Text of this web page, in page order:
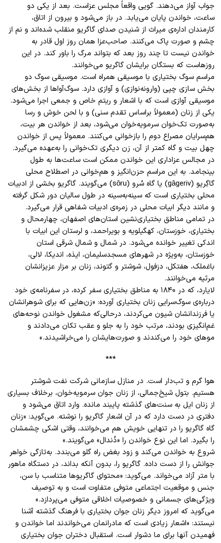
جواب آواز می‌دهند. گویی واقعاً مجلس عزاست. بعد از یکی دو
ساعت، خواندن پایان می‌یابد. در باز می‌شود و بیرون از اتاق،
کارمندان اداره‌ی میراث از شنیدن صدای گاگریو منقلب شده‌اند و نم از
چشم و صورت پاک می‌کنند. صاحب‌عزا همان روز اول قادر به
خواندن نیست تا چند روز بعد که بتواند مرگ را باور کند. در این
روزهاست که بستگان برایشان گاگریو می‌خوانند.
مراسم سوگ بختیاری با موسیقی همراه است. موسیقی سوگ دو
بخش سازی چپی (وارونه‌نوازی) و آوازی دارد. سوگ‌آواها از بخش‌های
موسیقی آوازی است که با اشعار و ریتم خاص و جمعی اجرا می‌شود.
یکی از زنان (معمولاً براساس تقدم سنی) و با لحن خوش و رسا
به‌صورت تک‌خوان سر‌مویه‌خوان می‌شود، بعد ‌از خواندن هر بیت،
هم‌سرایان مصراع دوم را بازخوانی می‌کنند. معمولاً پس از خواندن
چهل بیت و گاه کمتر از آن، زن دیگری تک‌خوانی را به‌عهده می‌گیرد.
در مجالس عزاداری این خواندن ممکن است ساعت‌ها به طول
بینجامد. به این مراسم حزن‌انگیز و هم‌خوانی در ‌اصطلاح محلی
گاگِریو (gâgeriv) یا گاه سُرو (sôru) می‌گویند. گاگریو بخشی از ادبیات
محلی بختیاری است که سینه‌به‌سینه در طول سالیان دور شکل گرفته
و مانند دیگر ابیات محلی در زمره‌ی ادبیات شفاهی قرار می‌گیرد.
در تمامی مناطق بختیاری‌نشین استان‌های اصفهان، چهارمحال و
بختیاری، خوزستان، کهگیلویه و بویراحمد، و لرستان این ابیات با
اندکی تغییر خوانده می‌شود. در شمال و شمال شرقی استان
خوزستان، به‌ویژه در شهرهای مسجدسلیمان، ایذه، اندیکا، لالی،
باغملک، هفتکل، دزفول، شوشتر و گتوند، زنان بر مزار عزیزانشان
مرثیه می‌خوانند.
لایارد، که در ۱۸۴۰ به مناطق بختیاری سفر کرده، در سفرنامه‌ی خود
درباره‌ی سوگ‌سرایی زنان بختیاری آورده: «زن‌هایی که برای شوهرانشان
یا فرزندانشان شیون می‌کردند، درحالی‌که مشغول خواندن نوحه‌های
غم‌انگیزی بودند، مرتب خود را به جلو و عقب تکان می‌دادند و
موهای خود را می‌کندند و صورت‌هایشان را می‌خراشیدند.»
***
هوا گرم و تب‌دار است. در منازل سازمانی شرکت نفت شوشتر
هستیم. بتول شیخ‌جمالی، از زنان جوان سرمویه‌خوان، برخلاف بسیاری
از زنان ایل به سنت‌های گذشته پایبند مانده. وارد اتاق می‌شود و
دفتری در دست دارد که در آن اشعار گاگریو را نوشته. می‌گوید: «زنان
گاه گاگریو را در تنهایی خویش هم می‌خوانند، وقتی اشکی چشمشان
را بگیرد. اما این نوع خواندن را «دُندال» می‌گویند.»
شروع به خواندن می‌کند و زود بغض راه گلو می‌بندد. به‌تازگی خواهر
جوانش را از دست داده. گاگریو را، بدون آنکه بداند، در دستگاه ماهور
با متر آزاد می‌خواند. می‌گوید: «محتوای گاگریو‌ها متناسب با سن،
جنس و موقعیت اجتماعی متوفی متفاوت است و به توصیف
ویژگی‌های جسمانی و خصوصیات اخلاقی متوفی می‌پردازد.»
می‌گوید که امروز دیگر زنان جوان بختیاری با فرهنگ گذشته آشنا
نیستند: «اشعار زیادی است که مادرانمان می‌خواندند اما خواندن و
فهمیدن آنها برای ما دشوار است. استقبال دختران جوان بختیاری